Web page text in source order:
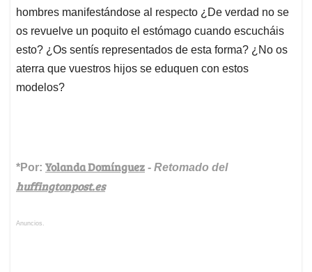
hombres manifestándose al respecto ¿De verdad no se
os revuelve un poquito el estómago cuando escucháis
esto? ¿Os sentís representados de esta forma? ¿No os
aterra que vuestros hijos se eduquen con estos
modelos?
*Por: Yolanda Domínguez - Retomado del
huffingtonpost.es
Anuncios.